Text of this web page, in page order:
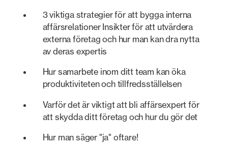
3 viktiga strategier för att bygga interna
affärsrelationer Insikter för att utvärdera
externa företag och hur man kan dra nytta
av deras expertis
Hur samarbete inom ditt team kan öka
produktiviteten och tillfredsställelsen
Varför det är viktigt att bli affärsexpert för
att skydda ditt företag och hur du gör det
Hur man säger "ja" oftare!